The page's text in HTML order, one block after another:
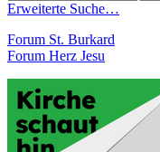
Erweiterte Suche…
Forum St. Burkard
Forum Herz Jesu